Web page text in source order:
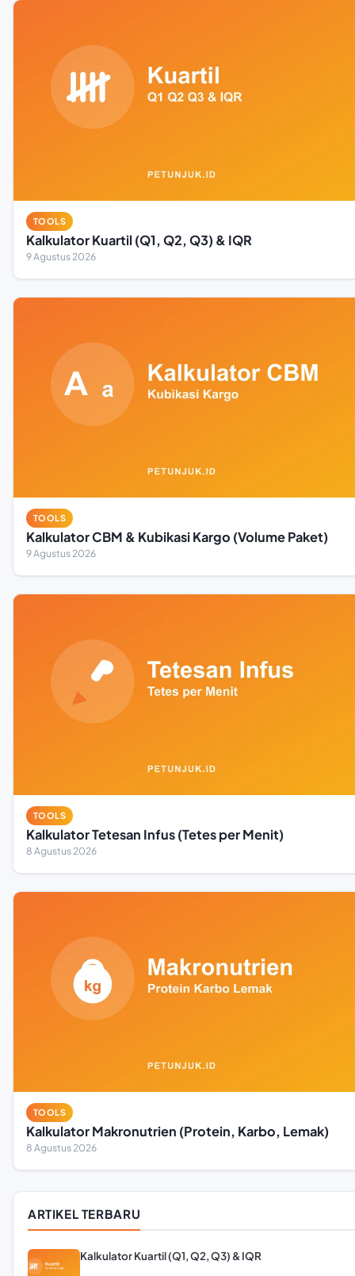
TOOLS
Kalkulator Kuartil (Q1, Q2, Q3) & IQR
9 Agustus 2026
TOOLS
Kalkulator CBM & Kubikasi Kargo (Volume Paket)
9 Agustus 2026
TOOLS
Kalkulator Tetesan Infus (Tetes per Menit)
8 Agustus 2026
TOOLS
Kalkulator Makronutrien (Protein, Karbo, Lemak)
8 Agustus 2026
ARTIKEL TERBARU
Kalkulator Kuartil (Q1, Q2, Q3) & IQR